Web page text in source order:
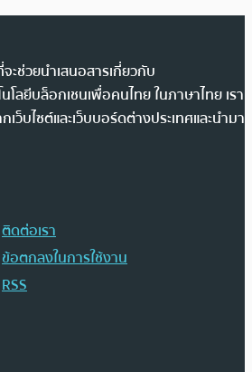
ะช่วยนำเสนอสารเกี่ยวกับ
โลยีบล็อกเชนเพื่อคนไทย ในภาษาไทย เรา
บไซต์และเว็บบอร์ดต่างประเทศและนำมา
ติดต่อเรา
ข้อตกลงในการใช้งาน
RSS